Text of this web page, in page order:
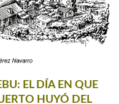
EL DÍA EN QUE
HUYÓ DEL